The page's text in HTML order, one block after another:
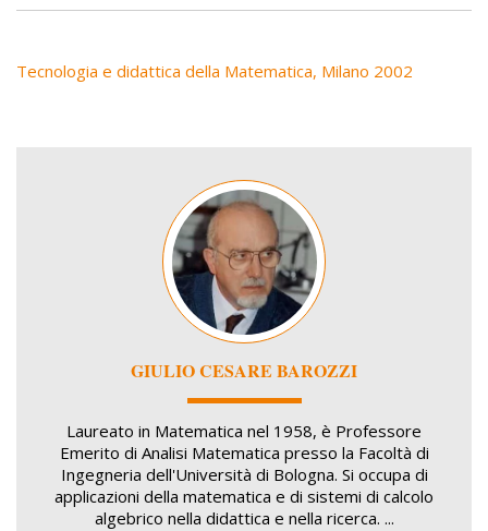
Tecnologia e didattica della Matematica, Milano 2002
GIULIO CESARE BAROZZI
Laureato in Matematica nel 1958, è Professore
Emerito di Analisi Matematica presso la Facoltà di
Ingegneria dell'Università di Bologna. Si occupa di
applicazioni della matematica e di sistemi di calcolo
algebrico nella didattica e nella ricerca. ...